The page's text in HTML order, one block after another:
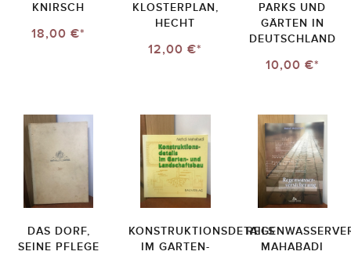
KNIRSCH
18,00 €*
KLOSTERPLAN,
HECHT
12,00 €*
PARKS UND
GÄRTEN IN
DEUTSCHLAND
10,00 €*
DAS DORF,
SEINE PFLEGE
KONSTRUKTIONSDETAILS
IM GARTEN-
MAHABADI